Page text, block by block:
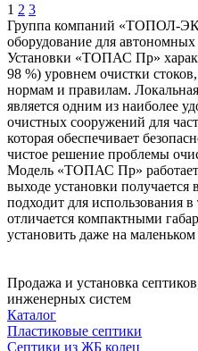
1 2 3
Группа компаний «ТОПОЛ-
оборудование для
Установки «ТОПАС Пр»
98 %) уровнем очистки
нормам и правилам.
является одним из наиболее
очистных сооружений для
которая обеспечивает
чистое решение проблемы
Модель «ТОПАС Пр»
выходе установки
подходит для использования
отличается компактными
установить даже на маленьком
Продажа и установка
инженерных систем
Каталог
Пластиковые септики
Септики из ЖБ колец